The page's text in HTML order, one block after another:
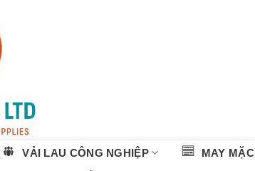
VẢI LAU CÔNG NGHIỆP MAY MẶC